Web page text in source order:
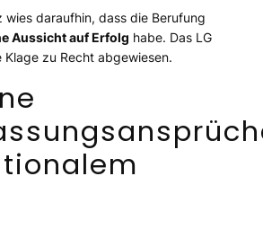
wies daraufhin, dass die Berufung
Aussicht auf Erfolg habe. Das LG
Klage zu Recht abgewiesen.